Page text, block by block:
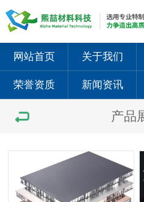
网站首页 关于我们
荣誉资质 新闻资讯
产品